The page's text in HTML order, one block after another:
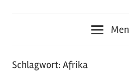
Schlagwort: Afrika